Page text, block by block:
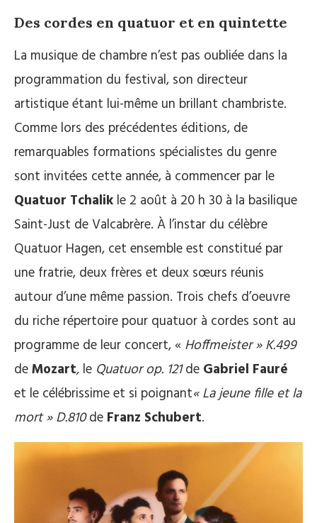
Des cordes en quatuor et en quintette
La musique de chambre n’est pas oubliée dans la
programmation du festival, son directeur
artistique étant lui-même un brillant chambriste.
Comme lors des précédentes éditions, de
remarquables formations spécialistes du genre
sont invitées cette année, à commencer par le
Quatuor Tchalik le 2 août à 20 h 30 à la basilique
Saint-Just de Valcabrère. À l’instar du célèbre
Quatuor Hagen, cet ensemble est constitué par
une fratrie, deux frères et deux sœurs réunis
autour d’une même passion. Trois chefs d’oeuvre
du riche répertoire pour quatuor à cordes sont au
programme de leur concert, « Hoffmeister » K.499
deMozart, le Quatuor op. 121de Gabriel Fauré
et le célébrissime et si poignant« La jeune fille et la
mort » D.810de Franz Schubert.